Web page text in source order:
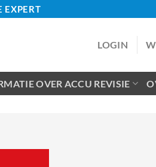
EXPERT
LOGIN
OVER ACCU REVISIE